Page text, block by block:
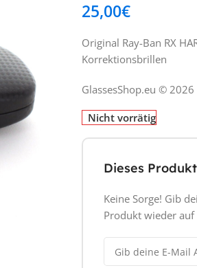
25,00€
Original Ray-Ban RX
Korrektionsbrillen
GlassesShop.eu © 2026
Nicht vorrätig
Dieses
Keine Sorge! Gib
Produkt wieder auf